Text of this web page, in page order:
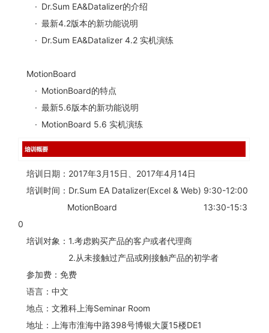
· Dr.Sum EA&Datalizer的介绍
· 最新4.2版本的新功能说明
· Dr.Sum EA&Datalizer 4.2 实机演练
MotionBoard
· MotionBoard的特点
· 最新5.6版本的新功能说明
· MotionBoard 5.6 实机演练
培训日期：2017年3月15日、2017年4月14日
培训时间：Dr.Sum EA Datalizer(Excel & Web) 9:30-12:00
MotionBoard 13:30-15:3
0
培训对象：1.考虑购买产品的客户或者代理商
2.从未接触过产品或刚接触产品的初学者
参加费：免费
语言：中文
地点：文雅科上海Seminar Room
地址：上海市淮海中路398号博银大厦15楼DE1